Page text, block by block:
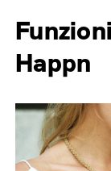
Happn